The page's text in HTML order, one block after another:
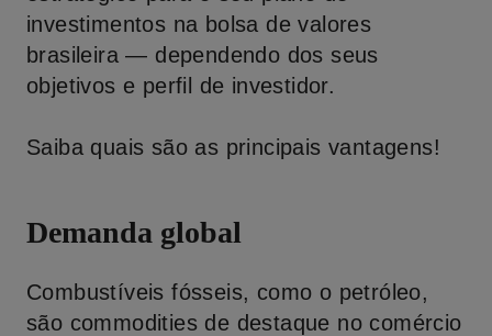
investimentos na bolsa de valores
brasileira — dependendo dos seus
objetivos e perfil de investidor.
Saiba quais são as principais vantagens!
Demanda global
Combustíveis fósseis, como o petróleo,
são commodities de destaque no comércio